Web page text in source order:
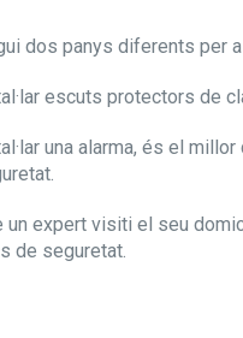
dos panys diferents per
escuts protectors de
una alarma, és el
un expert visiti el seu
de seguretat.